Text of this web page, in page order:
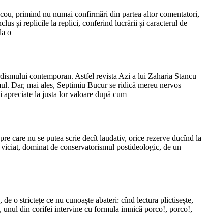
primind nu numai confirmări din partea altor comentatori,
și replicile la replici, conferind lucrării și caracterul de
o
contemporan. Astfel revista Azi a lui Zaharia Stancu
Dar, mai ales, Septimiu Bucur se ridică mereu nervos
la justa lor valoare după cum
care nu se putea scrie decît laudativ, orice rezerve ducînd la
dominat de conservatorismul postideologic, de un
o strictețe ce nu cunoaște abateri: cînd lectura plictisește,
unul din corifei intervine cu formula imnică porco!, porco!,